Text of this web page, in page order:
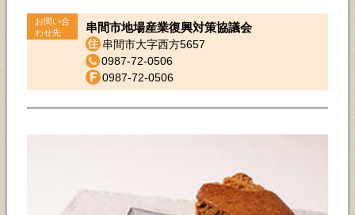
お問い合
わせ先
串間市地場産業復興対策協議会
串間市大字西方5657
0987-72-0506
0987-72-0506